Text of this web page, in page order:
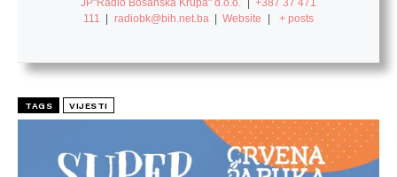
111
| radiobk@bih.net.ba | Website | + posts
TAGS VIJESTI